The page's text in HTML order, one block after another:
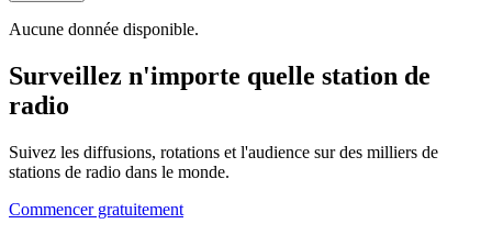
Aucune donnée disponible.
Surveillez n'importe quelle station de
radio
Suivez les diffusions, rotations et l'audience sur des milliers de
stations de radio dans le monde.
Commencer gratuitement